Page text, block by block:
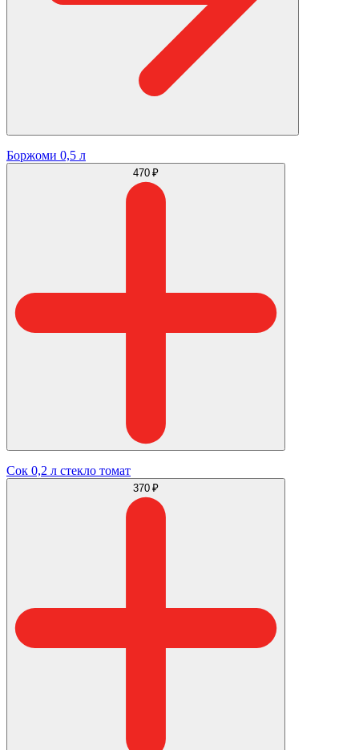
Боржоми 0,5 л
470 ₽
Сок 0,2 л стекло томат
370 ₽